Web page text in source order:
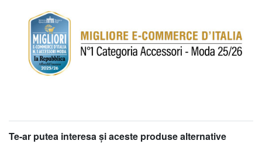
Te-ar putea interesa şi aceste produse alternative